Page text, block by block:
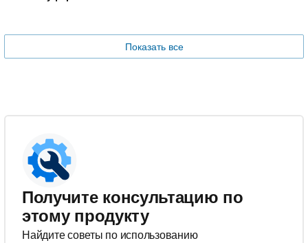
Показать все
Получите консультацию по
этому продукту
Найдите советы по использованию